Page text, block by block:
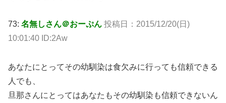
73: 名無しさん＠おーぷん 投稿日：2015/12/20(日)
10:01:40 ID:2Aw
あなたにとってその幼馴染は食欠みに行っても信頼できる
人でも、
旦那さんにとってはあなたもその幼馴染も信頼できないん